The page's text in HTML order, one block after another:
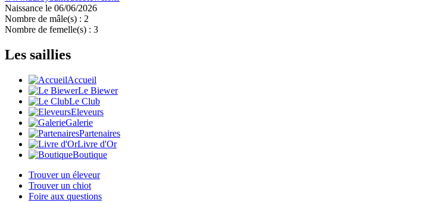
Naissance le 06/06/2026
Nombre de mâle(s) : 2
Nombre de femelle(s) : 3
Les saillies
Accueil
Le Biewer
Le Club
Eleveurs
Galerie
Partenaires
Livre d'Or
Boutique
Trouver un éleveur
Trouver un chiot
Foire aux questions